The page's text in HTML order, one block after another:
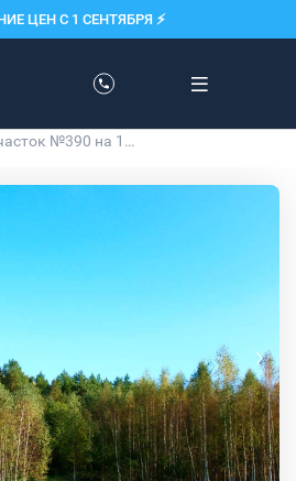
ЦЕН С 1 СЕНТЯБРЯ ⚡️
Участок №390 на 11 соток